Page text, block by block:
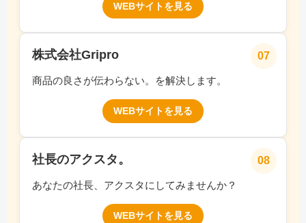
WEBサイトを見る
07
株式会社Gripro
商品の良さが伝わらない。を解決します。
WEBサイトを見る
08
社長のアクスタ。
あなたの社長、アクスタにしてみませんか？
WEBサイトを見る